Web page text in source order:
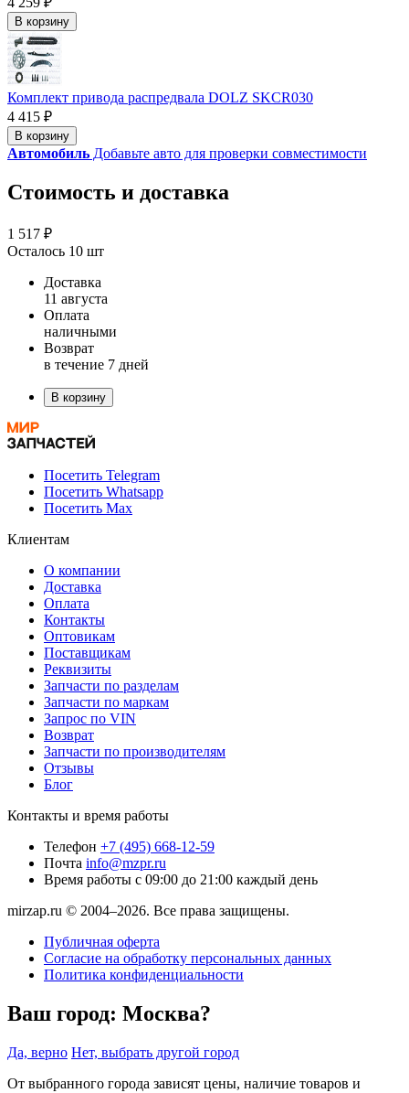
В корзину
Комплект привода распредвала DOLZ SKCR030
4 415 ₽
В корзину
Автомобиль Добавьте авто для проверки совместимости
Стоимость и доставка
1 517 ₽
Осталось 10 шт
Доставка
11 августа
Оплата
наличными
Возврат
в течение 7 дней
В корзину
Посетить Telegram
Посетить Whatsapp
Посетить Max
Клиентам
О компании
Доставка
Оплата
Контакты
Оптовикам
Поставщикам
Реквизиты
Запчасти по разделам
Запчасти по маркам
Запрос по VIN
Возврат
Запчасти по производителям
Отзывы
Блог
Контакты и время работы
Телефон +7 (495) 668-12-59
Почта info@mzpr.ru
Время работы с 09:00 до 21:00 каждый день
mirzap.ru © 2004–2026. Все права защищены.
Публичная оферта
Согласие на обработку персональных данных
Политика конфиденциальности
Ваш город: Москва?
Да, верно Нет, выбрать другой город
От выбранного города зависят цены, наличие товаров и